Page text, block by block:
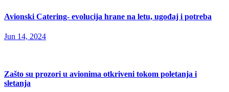
Avionski Catering- evolucija hrane na letu, ugođaj i potreba
Jun 14, 2024
Zašto su prozori u avionima otkriveni tokom poletanja i
sletanja